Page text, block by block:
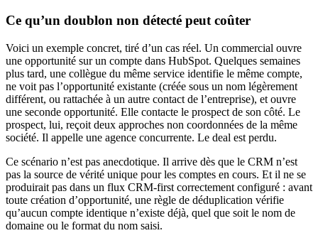
Ce qu’un doublon non détecté peut coûter
Voici un exemple concret, tiré d’un cas réel. Un commercial ouvre
une opportunité sur un compte dans HubSpot. Quelques semaines
plus tard, une collègue du même service identifie le même compte,
ne voit pas l’opportunité existante (créée sous un nom légèrement
différent, ou rattachée à un autre contact de l’entreprise), et ouvre
une seconde opportunité. Elle contacte le prospect de son côté. Le
prospect, lui, reçoit deux approches non coordonnées de la même
société. Il appelle une agence concurrente. Le deal est perdu.
Ce scénario n’est pas anecdotique. Il arrive dès que le CRM n’est
pas la source de vérité unique pour les comptes en cours. Et il ne se
produirait pas dans un flux CRM-first correctement configuré : avant
toute création d’opportunité, une règle de déduplication vérifie
qu’aucun compte identique n’existe déjà, quel que soit le nom de
domaine ou le format du nom saisi.